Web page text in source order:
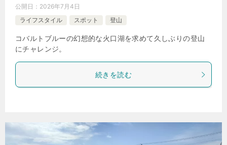
公開日： 2026年7月4日
ライフスタイル
スポット 登山
コバルトブルーの幻想的な火口湖を求めて久しぶりの登山
にチャレンジ。
続きを読む